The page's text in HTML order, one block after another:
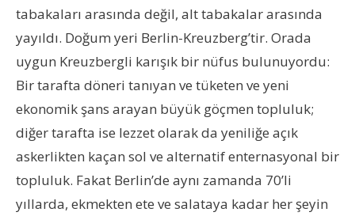
tabakaları arasında değil, alt tabakalar arasında
yayıldı. Doğum yeri Berlin-Kreuzberg’tir. Orada
uygun Kreuzbergli karışık bir nüfus bulunuyordu:
Bir tarafta döneri tanıyan ve tüketen ve yeni
ekonomik şans arayan büyük göçmen topluluk;
diğer tarafta ise lezzet olarak da yeniliğe açık
askerlikten kaçan sol ve alternatif enternasyonal bir
topluluk. Fakat Berlin’de aynı zamanda 70’li
yıllarda, ekmekten ete ve salataya kadar her şeyin